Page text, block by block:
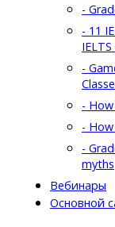
-
- 11
-
-
-
-
myths
Вебинары
Основной